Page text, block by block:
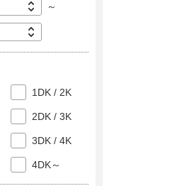
～
1DK / 2K
2DK / 3K
3DK / 4K
4DK～